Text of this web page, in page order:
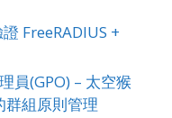
FreeRADIUS +
員(GPO) – 太空猴
群組原則管理